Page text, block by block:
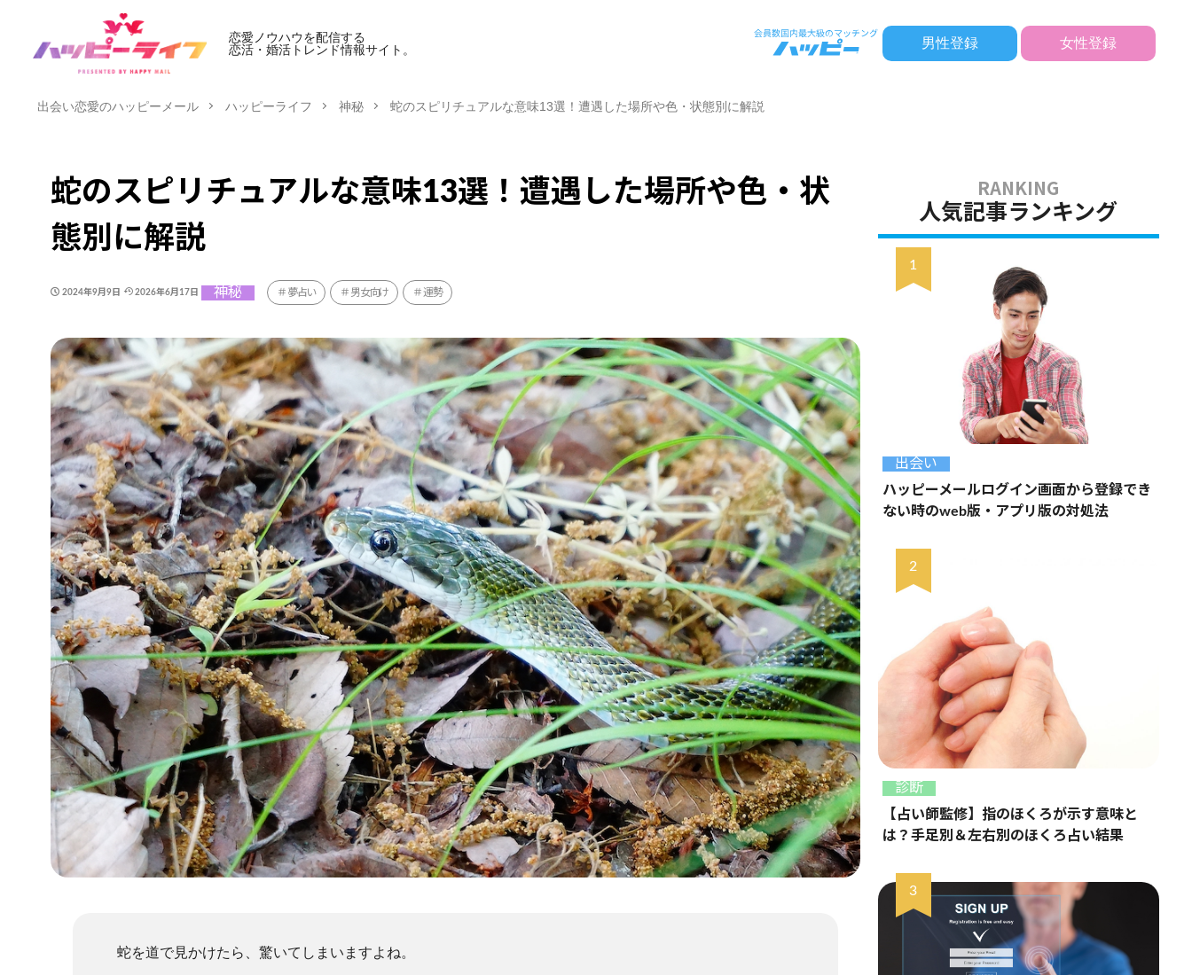
恋愛ノウハウを配信する
恋活・婚活トレンド情報サイト。
男性登録 女性登録
出会い恋愛のハッピーメール ハッピーライフ 神秘 蛇のスピリチュアルな意味13選！遭遇した場所や色・状態別に解説
蛇のスピリチュアルな意味13選！遭遇した場所や色・状
態別に解説
2024年9月9日 2026年6月17日 神秘 夢占い 男女向け 運勢
蛇を道で見かけたら、驚いてしまいますよね。
人気記事ランキング
出会い
ハッピーメールログイン画面から登録でき
ない時のweb版・アプリ版の対処法
診断
【占い師監修】指のほくろが示す意味と
は？手足別＆左右別のほくろ占い結果